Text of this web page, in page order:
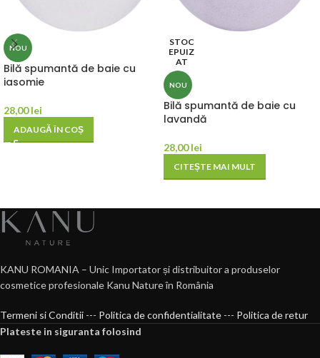
NOU
Bilă spumantă de baie cu
iasomie
28,00lei
ADAUGĂ ÎN COȘ
STOC
EPUIZ
AT
NOU
Bilă spumantă de baie cu
lavandă
28,00lei
CITEȘTE MAI MULT
KANU ROMANIA – Unic Importator și distribuitor a produselor
cosmetice profesionale Kanu Nature în România
Termeni si Conditii --- Politica de confidentialitate --- Politica de retur
Plateste in siguranta folosind